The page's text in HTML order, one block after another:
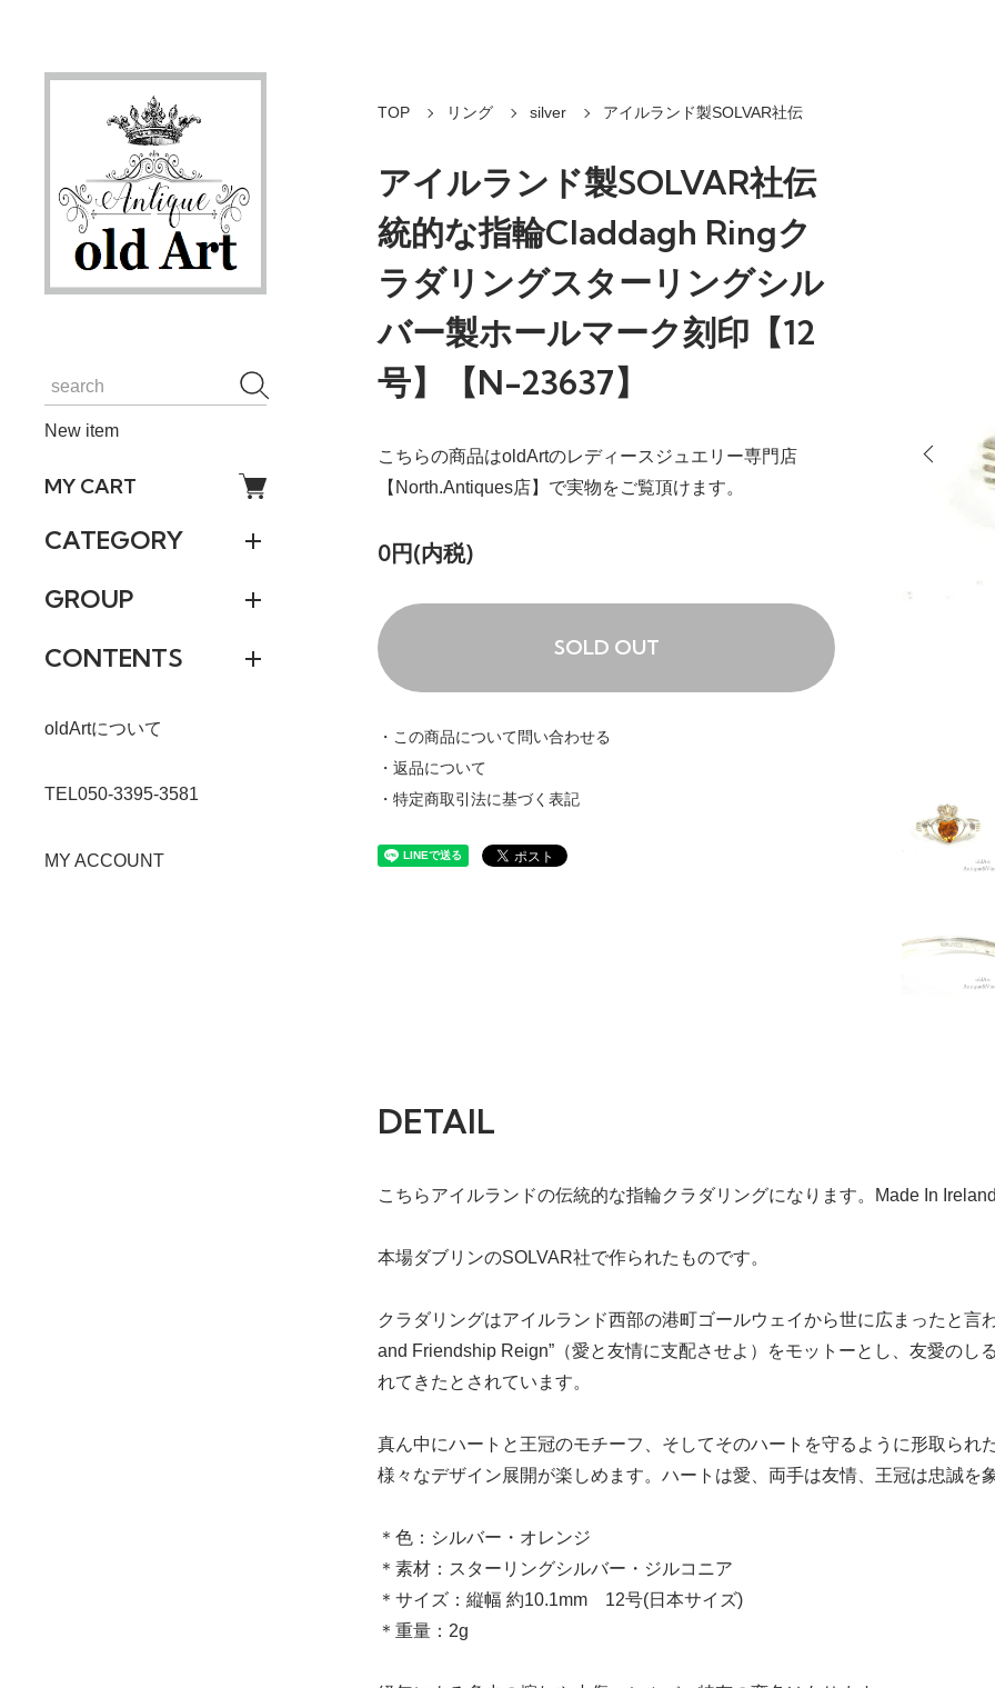
New item
MY CART
CATEGORY
GROUP
CONTENTS
oldArtについて
TEL050-3395-3581
MY ACCOUNT
TOP リング silver アイルランド製SOLVAR社伝
アイルランド製SOLVAR社伝
統的な指輪Claddagh Ringク
ラダリングスターリングシル
バー製ホールマーク刻印【12
号】【N-23637】
こちらの商品はoldArtのレディースジュエリー専門店
【North.Antiques店】で実物をご覧頂けます。
0円(内税)
SOLD OUT
・この商品について問い合わせる
・返品について
・特定商取引法に基づく表記
DETAIL
こちらアイルランドの伝統的な指輪クラダリングになります。Made In
本場ダブリンのSOLVAR社で作られたものです。
クラダリングはアイルランド西部の港町ゴールウェイから世に広まったと言
and Friendship Reign”（愛と友情に支配させよ）をモットーとし、友愛の
れてきたとされています。
真ん中にハートと王冠のモチーフ、そしてそのハートを守るように形取られ
様々なデザイン展開が楽しめます。ハートは愛、両手は友情、王冠は忠誠を
＊色：シルバー・オレンジ
＊素材：スターリングシルバー・ジルコニア
＊サイズ：縦幅 約10.1mm 12号(日本サイズ)
＊重量：2g